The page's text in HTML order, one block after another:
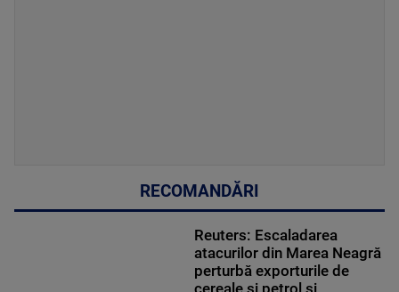
RECOMANDĂRI
Reuters: Escaladarea
atacurilor din Marea Neagră
perturbă exporturile de
cereale și petrol și